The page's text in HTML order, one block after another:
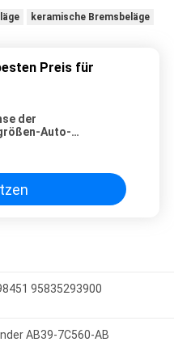
keramische Bremsbeläge
Preis für
der
Auto-
95835293900
AB39-7C560-AB